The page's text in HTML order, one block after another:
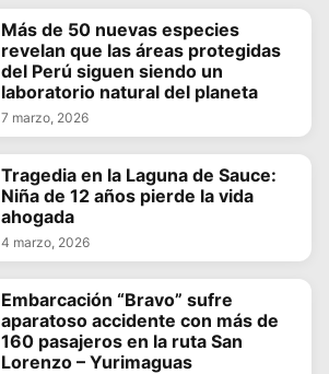
Más de 50 nuevas especies
revelan que las áreas protegidas
del Perú siguen siendo un
laboratorio natural del planeta
7 marzo, 2026
Tragedia en la Laguna de Sauce:
Niña de 12 años pierde la vida
ahogada
4 marzo, 2026
Embarcación “Bravo” sufre
aparatoso accidente con más de
160 pasajeros en la ruta San
Lorenzo – Yurimaguas